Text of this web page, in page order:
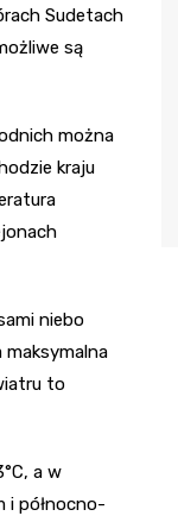
Sudetach
są
można
kraju
niebo
to
a w
i północno-